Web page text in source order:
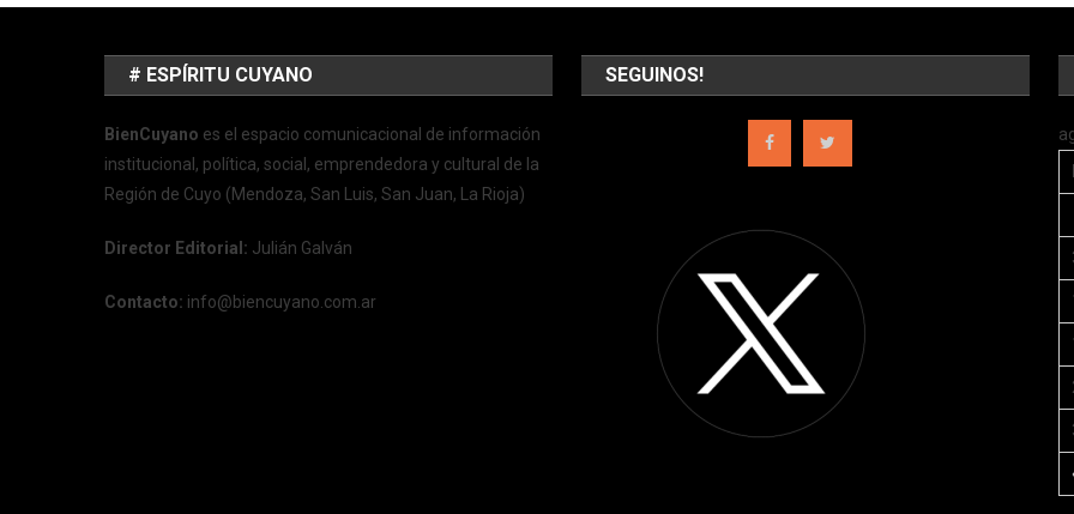
# ESPÍRITU CUYANO
BienCuyano es el espacio comunicacional de información
institucional, política, social, emprendedora y cultural de la
Región de Cuyo (Mendoza, San Luis, San Juan, La Rioja)
Director Editorial: Julián Galván
Contacto: info@biencuyano.com.ar
SEGUINOS!